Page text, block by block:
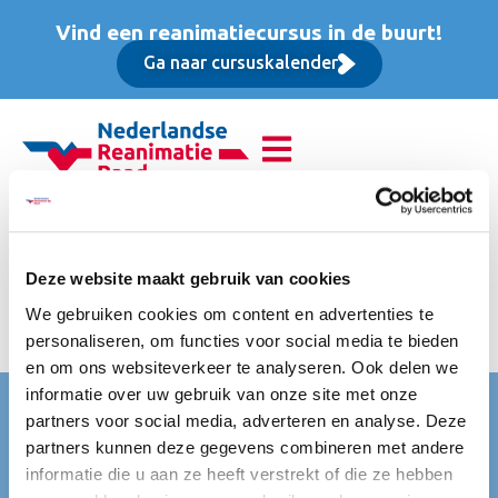
Deze website maakt gebruik van cookies
We gebruiken cookies om content en advertenties te
personaliseren, om functies voor social media te bieden
en om ons websiteverkeer te analyseren. Ook delen we
informatie over uw gebruik van onze site met onze
partners voor social media, adverteren en analyse. Deze
partners kunnen deze gegevens combineren met andere
informatie die u aan ze heeft verstrekt of die ze hebben
Vind een reanimatiecursus in de buurt!
Ga naar cursuskalender
Reanimatie van
volwassenen (BLS),
Opfriscursus
Nederlandse Reanimatie Raad (NRR)
Mercatorlaan 1200
3528 BL Utrecht